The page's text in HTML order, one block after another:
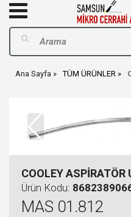
Ana Sayfa TÜM ÜRÜNLER
COOLEY ASPİRATÖR
Ürün Kodu:
MAS 01.812